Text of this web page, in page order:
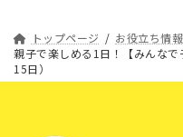
トップページ お役立ち情
親子で楽しめる1日！【みんな
15日）